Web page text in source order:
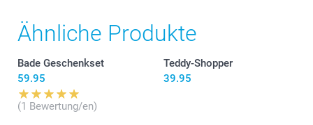
Ähnliche Produkte
Bade Geschenkset
59.95
(1 Bewertung/en)
Teddy-Shopper
39.95